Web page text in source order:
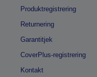
Produktregistrering
Returnering
Garantitjek
CoverPlus-registrering
Kontakt